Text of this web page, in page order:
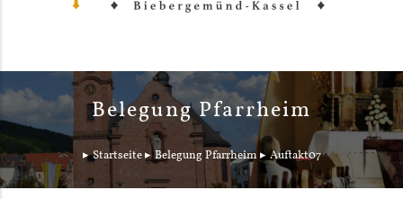
Belegung Pfarrheim
Startseite Belegung Pfarrheim Auftakt07